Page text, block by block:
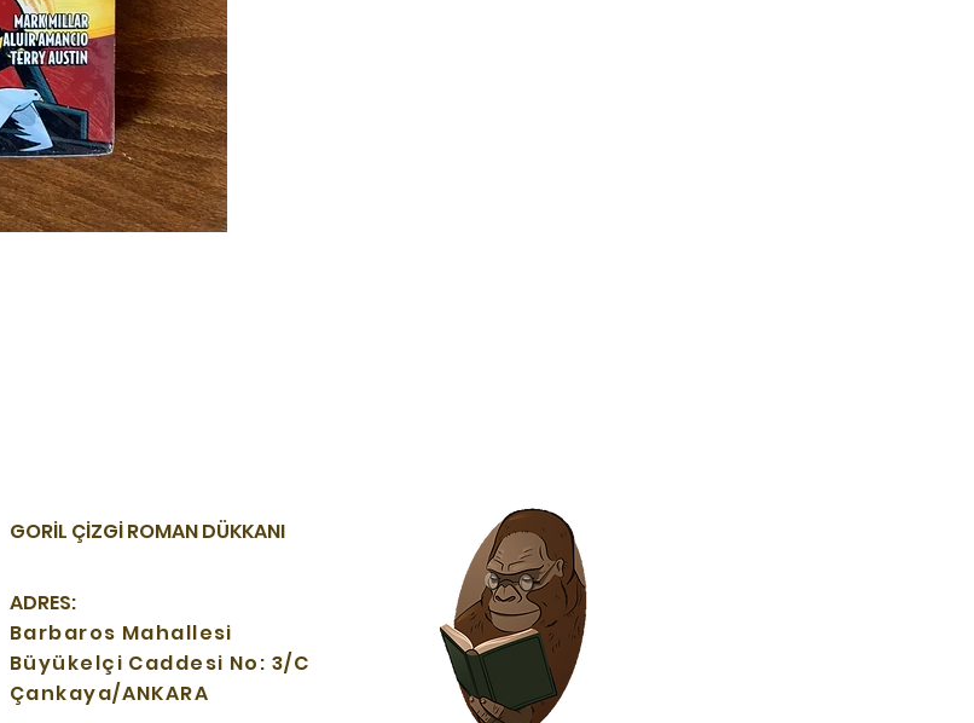
GORİL ÇİZGİ ROMAN DÜKKANI
ADRES:
Barbaros Mahallesi
Büyükelçi Caddesi No: 3/C
Çankaya/ANKARA